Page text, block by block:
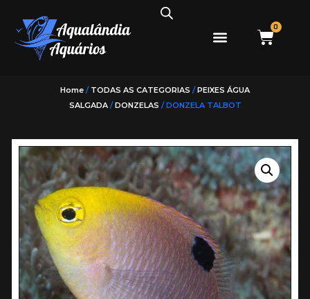
0
Home / TODAS AS CATEGORIAS /PEIXES ÁGUA
SALGADA/DONZELAS / DONZELA TALBOT